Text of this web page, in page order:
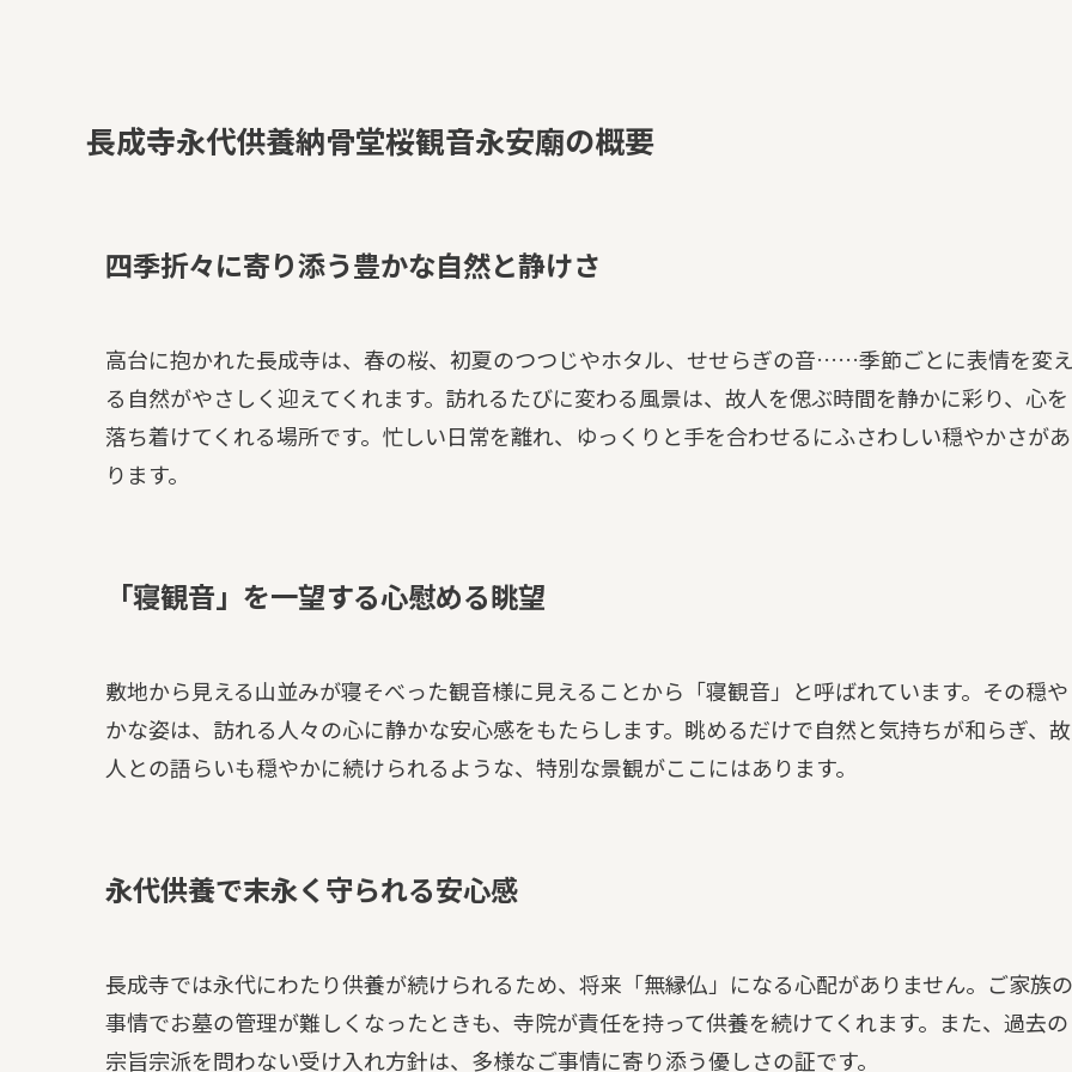
長成寺永代供養納骨堂桜観音永安廟の概要
四季折々に寄り添う豊かな自然と静けさ
高台に抱かれた長成寺は、春の桜、初夏のつつじやホタル、せせらぎの音……季節ごとに表情を変
る自然がやさしく迎えてくれます。訪れるたびに変わる風景は、故人を偲ぶ時間を静かに彩り、心を
落ち着けてくれる場所です。忙しい日常を離れ、ゆっくりと手を合わせるにふさわしい穏やかさがあ
ります。
「寝観音」を一望する心慰める眺望
敷地から見える山並みが寝そべった観音様に見えることから「寝観音」と呼ばれています。その穏や
かな姿は、訪れる人々の心に静かな安心感をもたらします。眺めるだけで自然と気持ちが和らぎ、故
人との語らいも穏やかに続けられるような、特別な景観がここにはあります。
永代供養で末永く守られる安心感
長成寺では永代にわたり供養が続けられるため、将来「無縁仏」になる心配がありません。ご家族の
事情でお墓の管理が難しくなったときも、寺院が責任を持って供養を続けてくれます。また、過去の
宗旨宗派を問わない受け入れ方針は、多様なご事情に寄り添う優しさの証です。